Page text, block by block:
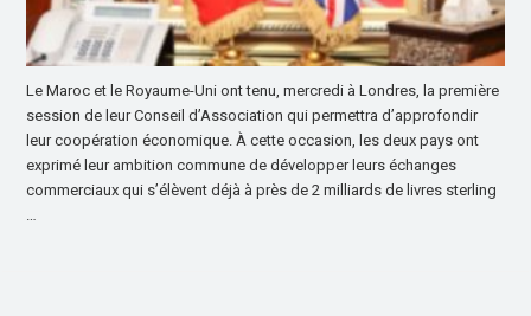
Le Maroc et le Royaume-Uni ont tenu, mercredi à Londres, la première
session de leur Conseil d’Association qui permettra d’approfondir
leur coopération économique. À cette occasion, les deux pays ont
exprimé leur ambition commune de développer leurs échanges
commerciaux qui s’élèvent déjà à près de 2 milliards de livres sterling